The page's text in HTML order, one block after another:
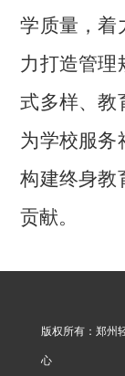
学质量，着
力打造管理
式多样、教
为学校服务
构建终身教
贡献。
版权所有：郑州
心